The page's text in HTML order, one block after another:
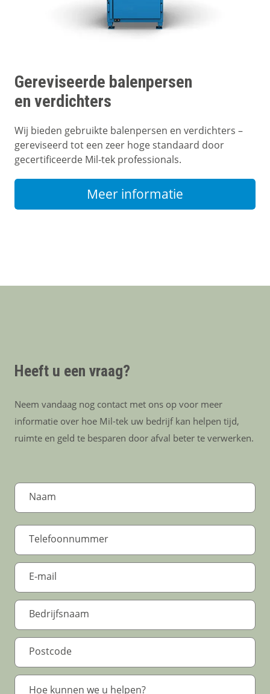
Gereviseerde balenpersen
en verdichters
Wij bieden gebruikte balenpersen en verdichters –
gereviseerd tot een zeer hoge standaard door
gecertificeerde Mil-tek professionals.
Meer informatie
Heeft u een vraag?
Neem vandaag nog contact met ons op voor meer
informatie over hoe Mil-tek uw bedrijf kan helpen tijd,
ruimte en geld te besparen door afval beter te verwerken.